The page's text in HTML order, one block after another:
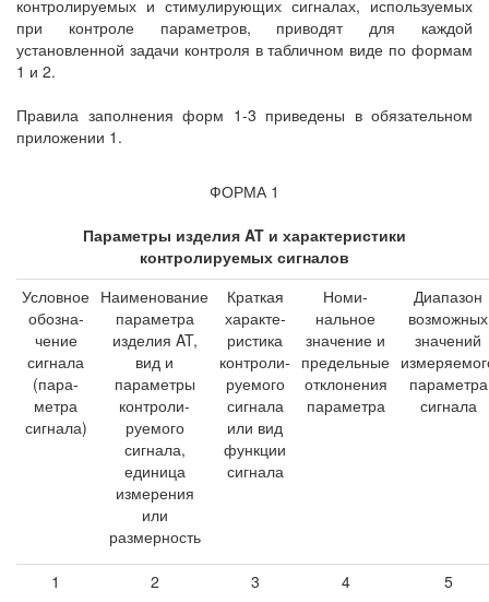
контролируемых и стимулирующих сигналах, используемых
при контроле параметров, приводят для каждой
установленной задачи контроля в табличном виде по формам
1 и 2.
Правила заполнения форм 1-3 приведены в обязательном
приложении 1.
ФОРМА 1
Параметры изделия AT и характеристики
контролируемых сигналов
Условное
обозна-
чение
сигнала
(пара-
метра
сигнала)
Наименование
параметра
изделия AT,
вид и
параметры
контроли-
руемого
сигнала,
единица
измерения
или
размерность
Краткая
характе-
ристика
контроли-
руемого
сигнала
или вид
функции
сигнала
Номи-
нальное
значение и
предельные
отклонения
параметра
Диапазон
возможных
значений
параметра
сигнала
1 2 3 4 5